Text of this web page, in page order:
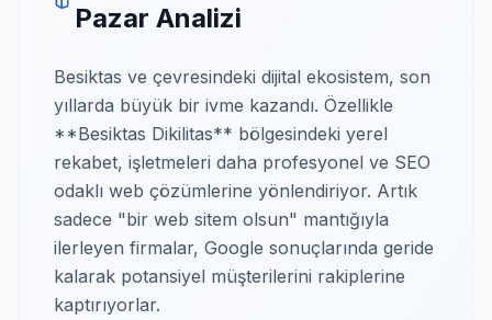
Pazar Analizi
Besiktas ve çevresindeki dijital ekosistem, son
yıllarda büyük bir ivme kazandı. Özellikle
**Besiktas Dikilitas** bölgesindeki yerel
rekabet, işletmeleri daha profesyonel ve SEO
odaklı web çözümlerine yönlendiriyor. Artık
sadece "bir web sitem olsun" mantığıyla
ilerleyen firmalar, Google sonuçlarında geride
kalarak potansiyel müşterilerini rakiplerine
kaptırıyorlar.